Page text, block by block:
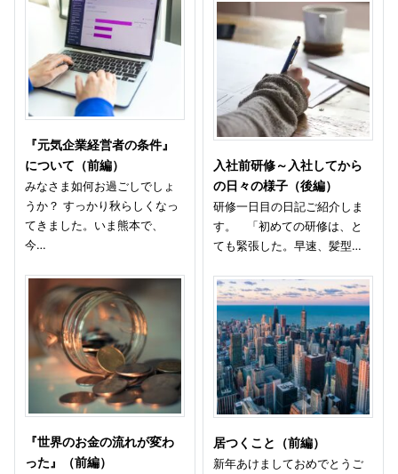
『元気企業経営者の条件』
について（前編）
みなさま如何お過ごしでしょ
うか？ すっかり秋らしくなっ
てきました。いま熊本で、
今…
『世界のお金の流れが変わ
った』（前編）
入社前研修～入社してから
の日々の様子（後編）
研修一日目の日記ご紹介しま
す。 「初めての研修は、と
ても緊張した。早速、髪型…
居つくこと（前編）
新年あけましておめでとうご